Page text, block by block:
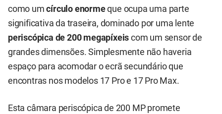
como umcírculo enormeque ocupa uma parte
significativa da traseira, dominado por uma lente
periscópica de 200 megapíxeis com um sensor de
grandes dimensões. Simplesmente não haveria
espaço para acomodar o ecrã secundário que
encontras nos modelos 17 Pro e 17 Pro Max.
Esta câmara periscópica de 200 MP promete